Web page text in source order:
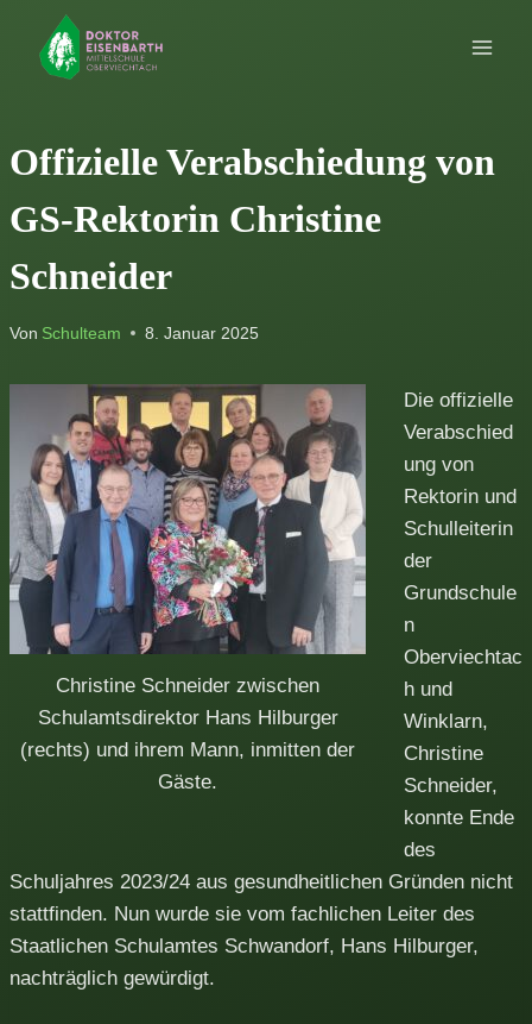
Inhalt
springen
Offizielle Verabschiedung von
GS-Rektorin Christine
Schneider
Von Schulteam 8. Januar 2025
Christine Schneider zwischen
Schulamtsdirektor Hans Hilburger
(rechts) und ihrem Mann, inmitten der
Gäste.
Die offizielle
Verabschied
ung von
Rektorin und
Schulleiterin
der
Grundschule
n
Oberviechtac
h und
Winklarn,
Christine
Schneider,
konnte Ende
des
Schuljahres 2023/24 aus gesundheitlichen Gründen nicht
stattfinden. Nun wurde sie vom fachlichen Leiter des
Staatlichen Schulamtes Schwandorf, Hans Hilburger,
nachträglich gewürdigt.